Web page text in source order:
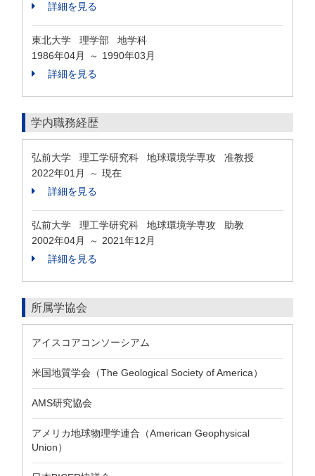
詳細を見る
東北大学 理学部 地学科
1986年04月
～ 1990年03月
詳細を見る
学内職務経歴
弘前大学 理工学研究科 地球環境学専攻 准教授
2022年01月
～ 現在
詳細を見る
弘前大学 理工学研究科 地球環境学専攻 助教
2002年04月
～ 2021年12月
詳細を見る
所属学協会
アイスコアコンソーシアム
米国地質学会（The Geological Society of America）
AMS研究協会
アメリカ地球物理学連合（American Geophysical
Union）